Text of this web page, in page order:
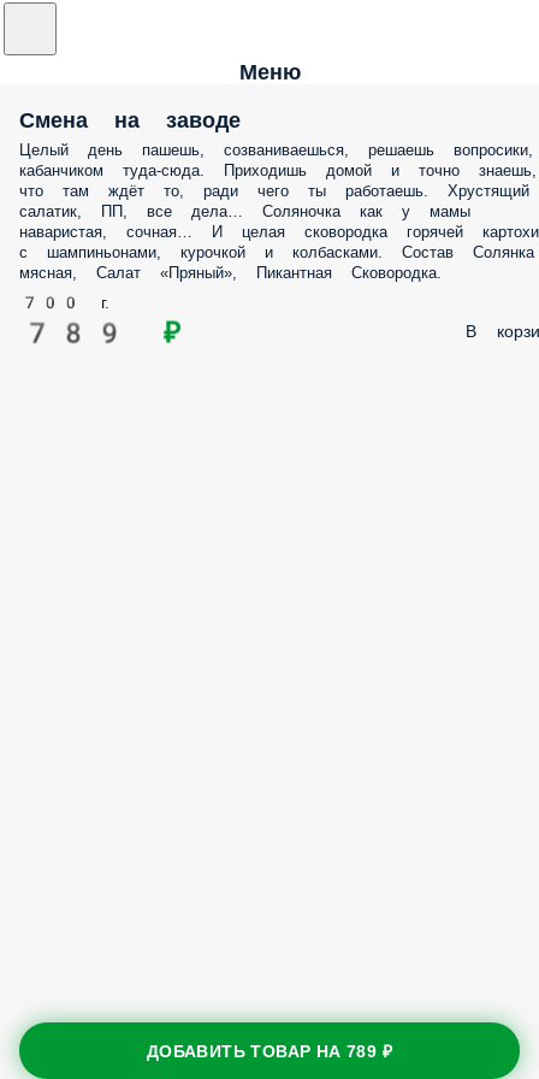
Меню
Смена на заводе
Целый день пашешь, созваниваешься, решаешь вопросики,
кабанчиком туда-сюда. Приходишь домой и точно знаешь,
что там ждёт то, ради чего ты работаешь. Хрустящий
салатик, ПП, все дела… Соляночка как у мамы
наваристая, сочная… И целая сковородка горячей картохи
с шампиньонами, курочкой и колбасками. Состав Солянка
мясная, Салат «Пряный», Пикантная Сковородка.
700 г.
789 ₽ В
ДОБАВИТЬ ТОВАР НА789 ₽